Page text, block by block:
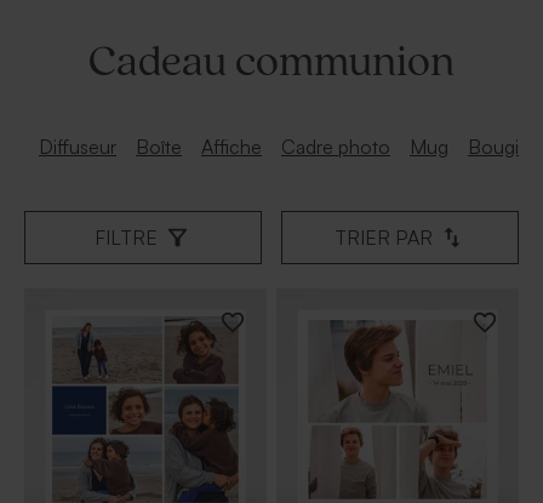
Cadeau communion
Diffuseur Boîte Affiche Cadre photo Mug Bougie
FILTRE TRIER PAR